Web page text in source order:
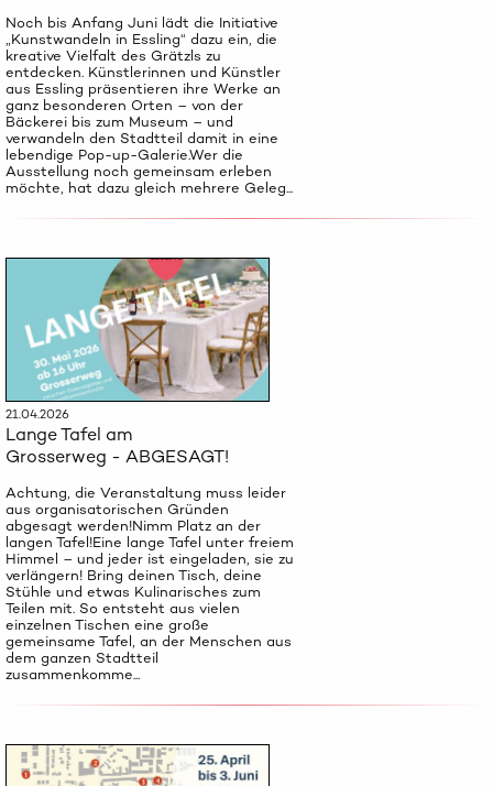
Noch bis Anfang Juni lädt die Initiative
„Kunstwandeln in Essling“ dazu ein, die
kreative Vielfalt des Grätzls zu
entdecken. Künstlerinnen und Künstler
aus Essling präsentieren ihre Werke an
ganz besonderen Orten – von der
Bäckerei bis zum Museum – und
verwandeln den Stadtteil damit in eine
lebendige Pop-up-Galerie.Wer die
Ausstellung noch gemeinsam erleben
möchte, hat dazu gleich mehrere Geleg...
21.04.2026
Lange Tafel am
Grosserweg - ABGESAGT!
Achtung, die Veranstaltung muss leider
aus organisatorischen Gründen
abgesagt werden!Nimm Platz an der
langen Tafel!Eine lange Tafel unter freiem
Himmel – und jeder ist eingeladen, sie zu
verlängern! Bring deinen Tisch, deine
Stühle und etwas Kulinarisches zum
Teilen mit. So entsteht aus vielen
einzelnen Tischen eine große
gemeinsame Tafel, an der Menschen aus
dem ganzen Stadtteil
zusammenkomme...